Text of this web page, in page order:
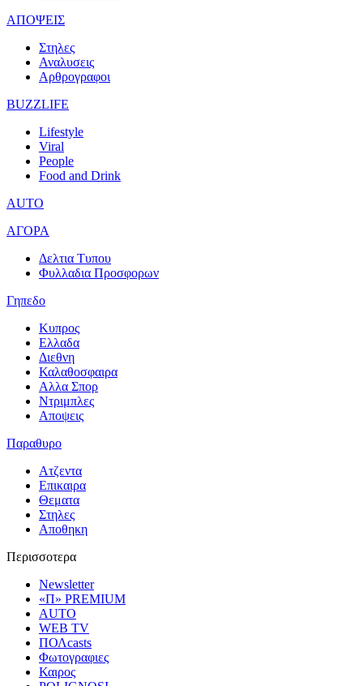
ΑΠΟΨΕΙΣ
Στηλες
Αναλυσεις
Αρθρογραφοι
BUZZLIFE
Lifestyle
Viral
People
Food and Drink
AUTO
ΑΓΟΡΑ
Δελτια Τυπου
Φυλλαδια Προσφορων
Γηπεδο
Κυπρος
Ελλαδα
Διεθνη
Καλαθοσφαιρα
Αλλα Σπορ
Ντριμπλες
Αποψεις
Παραθυρο
Ατζεντα
Επικαιρα
Θεματα
Στηλες
Αποθηκη
Περισσοτερα
Newsletter
«Π» PREMIUM
AUTO
WEB TV
ΠΟΛcasts
Φωτογραφιες
Καιρος